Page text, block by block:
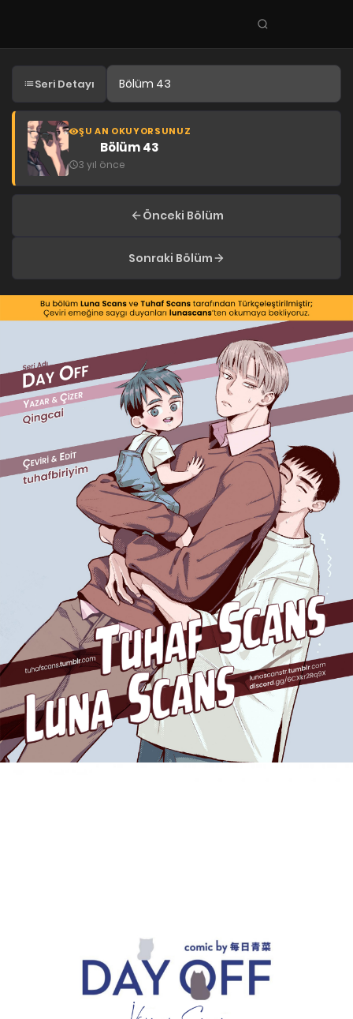
Seri
ara
KEŞFET
En Sevilenler
Trend Seriler
Tamamlanan Seriler
Planlanan Seriler
Yaoi
Yuri
Seri Detayı
ŞU AN OKUYORSUNUZ
Bölüm 43
3 yıl önce
Önceki Bölüm
Sonraki Bölüm